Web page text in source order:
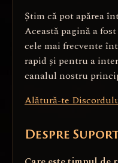
Știm că pot apărea
Această pagină a
cele mai frecvente
rapid și pentru a
canalul nostru
Alătură-te
Despre